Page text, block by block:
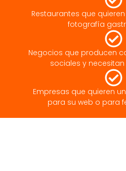
Restaurantes que
fotografía
Negocios que producen
sociales y
Empresas que quieren
para su web o para